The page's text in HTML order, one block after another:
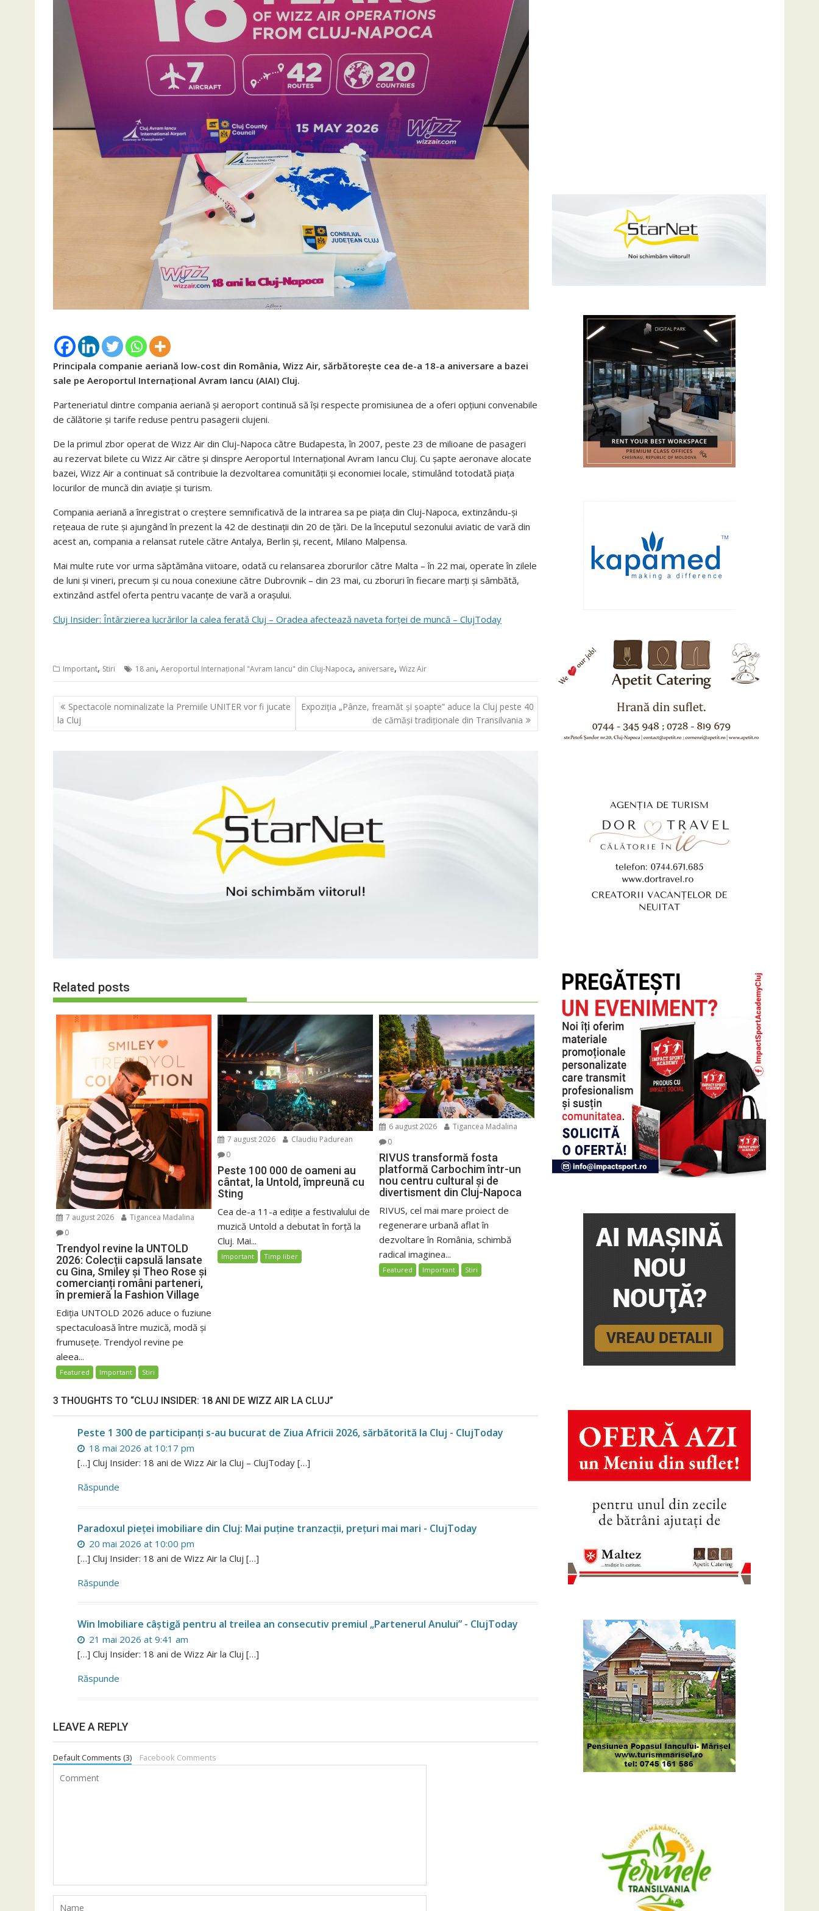
Principala companie aeriană low-cost din România, Wizz Air, sărbătorește cea de-a 18-a aniversare a bazei
sale pe Aeroportul Internațional Avram Iancu (AIAI) Cluj.
Parteneriatul dintre compania aeriană și aeroport continuă să își respecte promisiunea de a oferi opțiuni convenabile
de călătorie și tarife reduse pentru pasagerii clujeni.
De la primul zbor operat de Wizz Air din Cluj-Napoca către Budapesta, în 2007, peste 23 de milioane de pasageri
au rezervat bilete cu Wizz Air către și dinspre Aeroportul Internațional Avram Iancu Cluj. Cu șapte aeronave alocate
bazei, Wizz Air a continuat să contribuie la dezvoltarea comunității și economiei locale, stimulând totodată piața
locurilor de muncă din aviație și turism.
Compania aeriană a înregistrat o creștere semnificativă de la intrarea sa pe piața din Cluj-Napoca, extinzându-și
rețeaua de rute și ajungând în prezent la 42 de destinații din 20 de țări. De la începutul sezonului aviatic de vară din
acest an, compania a relansat rutele către Antalya, Berlin și, recent, Milano Malpensa.
Mai multe rute vor urma săptămâna viitoare, odată cu relansarea zborurilor către Malta – în 22 mai, operate în zilele
de luni și vineri, precum și cu noua conexiune către Dubrovnik – din 23 mai, cu zboruri în fiecare marți și sâmbătă,
extinzând astfel oferta pentru vacanțe de vară a orașului.
Cluj Insider: Întârzierea lucrărilor la calea ferată Cluj – Oradea afectează naveta forței de muncă – ClujToday
Important, Stiri 18 ani, Aeroportul Internațional "Avram Iancu" din Cluj-Napoca, aniversare, Wizz Air
Navigare
în
articole
Spectacole nominalizate la Premiile UNITER vor fi jucate
la Cluj
Expoziția „Pânze, freamăt și șoapte” aduce la Cluj peste 40
de cămăși tradiționale din Transilvania
Related posts
7 august 2026
Tigancea Madalina
0
Trendyol revine la UNTOLD
2026: Colecții capsulă lansate
cu Gina, Smiley și Theo Rose și
comercianți români parteneri,
în premieră la Fashion Village
Ediția UNTOLD 2026 aduce o fuziune
spectaculoasă între muzică, modă și
frumusețe. Trendyol revine pe
aleea...
Featured Important Stiri
7 august 2026
Claudiu Padurean
0
Peste 100 000 de oameni au
cântat, la Untold, împreună cu
Sting
Cea de-a 11-a ediție a festivalului de
muzică Untold a debutat în forță la
Cluj. Mai...
Important Timp liber
6 august 2026
Tigancea Madalina
0
RIVUS transformă fosta
platformă Carbochim într-un
nou centru cultural și de
divertisment din Cluj-Napoca
RIVUS, cel mai mare proiect de
regenerare urbană aflat în
dezvoltare în România, schimbă
radical imaginea...
Featured Important Stiri
3 THOUGHTS TO “CLUJ INSIDER: 18 ANI DE WIZZ AIR LA CLUJ”
Peste 1 300 de participanți s-au bucurat de Ziua Africii 2026, sărbătorită la Cluj - ClujToday
18 mai 2026 at 10:17 pm
[…] Cluj Insider: 18 ani de Wizz Air la Cluj – ClujToday […]
Răspunde
Paradoxul pieței imobiliare din Cluj: Mai puține tranzacții, prețuri mai mari - ClujToday
20 mai 2026 at 10:00 pm
[…] Cluj Insider: 18 ani de Wizz Air la Cluj […]
Răspunde
Win Imobiliare câștigă pentru al treilea an consecutiv premiul „Partenerul Anului” - ClujToday
21 mai 2026 at 9:41 am
[…] Cluj Insider: 18 ani de Wizz Air la Cluj […]
Răspunde
LEAVE A REPLY
Default Comments (3) Facebook Comments